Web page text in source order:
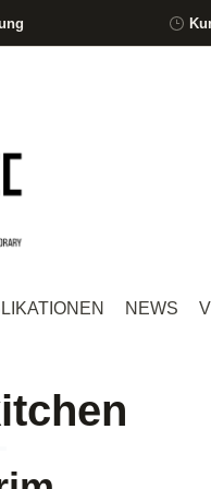
NEWS